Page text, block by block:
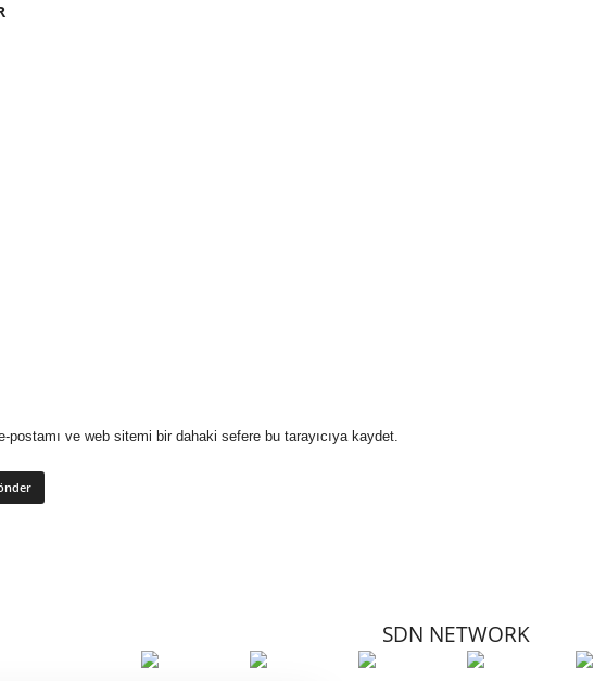
postamı ve web sitemi bir dahaki sefere bu tarayıcıya kaydet.
SDN NETWORK